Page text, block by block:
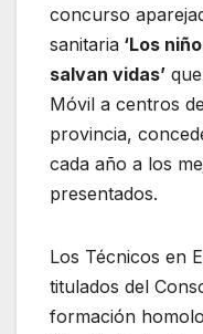
concurso
sanitaria ‘Los
salvan vidas’
Móvil a centros
provincia,
cada año a los
presentados.
Los Técnicos en
titulados del
formación